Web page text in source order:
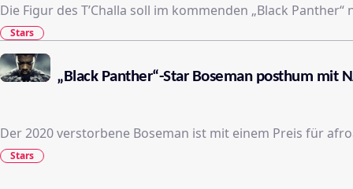
Die Figur des T’Challa soll im kommenden „Black
Stars
„Black Panther“-Star Boseman posthum mit
Der 2020 verstorbene Boseman ist mit einem Preis für
Stars